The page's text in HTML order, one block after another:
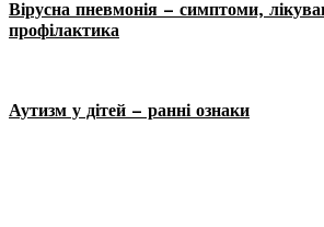
Вірусна пневмонія – симптоми,
профілактика
Аутизм у дітей – ранні ознаки